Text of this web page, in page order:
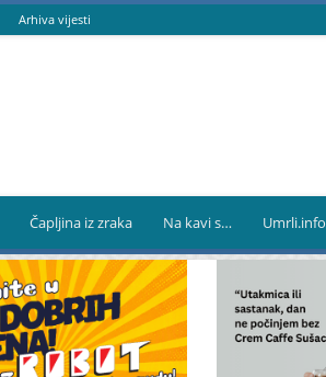
Arhiva vijesti
Čapljina iz zraka Na kavi s… Umrli.info